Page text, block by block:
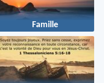
Famille